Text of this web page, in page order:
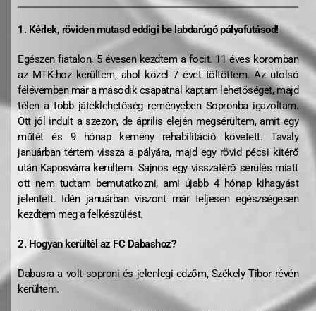
1. Kérlek, röviden mutasd eddigi be labdarúgó pályafutásod!
Egészen fiatalon, 5 évesen kezdtem a focit. 11 éves koromban
az MTK-hoz kerültem, ahol közel 7 évet töltöttem. Az utolsó
félévemben már a második csapatnál kaptam lehetőséget, majd
télen a több játéklehetőség reményében Sopronba igazoltam.
Ott jól indult a szezon, de április elején megsérültem, amit egy
műtét és 9 hónap kemény rehabilitáció követett. Tavaly
januárban tértem vissza a pályára, majd egy rövid pécsi kitérő
után Kaposvárra kerültem. Sajnos egy visszatérő sérülés miatt
ott nem tudtam bemutatkozni, ami újabb 4 hónap kihagyást
jelentett. Idén januárban viszont már teljesen egészségesen
kezdtem meg a felkészülést.
2. Hogyan kerültél az FC Dabashoz?
Dabasra a volt soproni és jelenlegi edzőm, Székely Tibor révén
kerültem.